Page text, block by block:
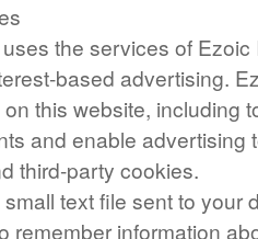
the services of Ezoic
based advertising.
this website, including
and enable advertising
third-party cookies.
text file sent to your
remember information